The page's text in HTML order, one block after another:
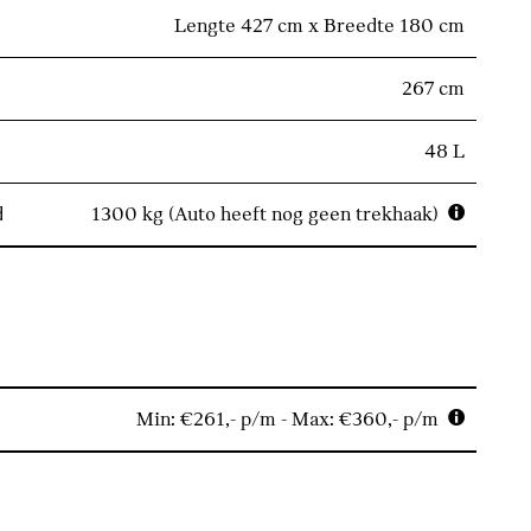
Lengte 427 cm x Breedte 180 cm
267 cm
48 L
1300 kg (Auto heeft nog geen trekhaak)
Min: €261,- p/m - Max: €360,- p/m